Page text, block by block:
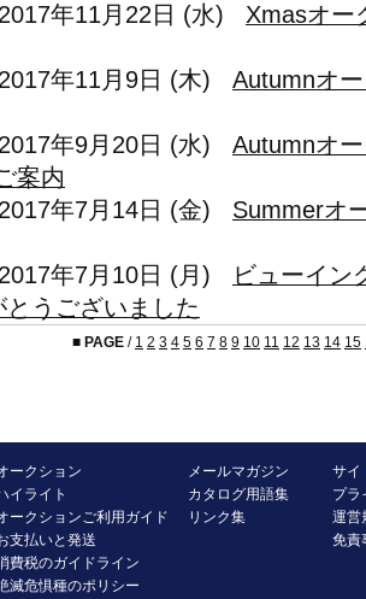
年11月22日 (水) Xmasオー
年11月9日 (木) Autumnオ
年9月20日 (水) Autumnオ
案内
年7月14日 (金) Summerオ
年7月10日 (月)
ビューイン
うございました
■ PAGE / 1 2 3 4 5 6 7 8 9 10 11 12 13 14 15
ークション
イライト
ークションご利用ガイド
支払いと発送
費税のガイドライン
滅危惧種のポリシー
メールマガジン
カタログ用語集
リンク集
サイ
プラ
運営
免責